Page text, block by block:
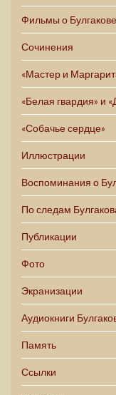
Фильмы о Булгакове
Сочинения
«Мастер и
«Белая гвардия» и
«Собачье сердце»
Иллюстрации
Воспоминания о
По следам
Публикации
Фото
Экранизации
Аудиокниги
Память
Ссылки